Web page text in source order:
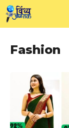
Skip
to
Fashion